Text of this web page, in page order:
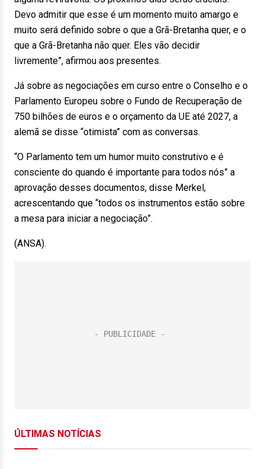
Devo admitir que esse é um momento muito amargo e
muito será definido sobre o que a Grã-Bretanha quer, e o
que a Grã-Bretanha não quer. Eles vão decidir
livremente”, afirmou aos presentes.
Já sobre as negociações em curso entre o Conselho e o
Parlamento Europeu sobre o Fundo de Recuperação de
750 bilhões de euros e o orçamento da UE até 2027, a
alemã se disse “otimista” com as conversas.
“O Parlamento tem um humor muito construtivo e é
consciente do quando é importante para todos nós” a
aprovação desses documentos, disse Merkel,
acrescentando que “todos os instrumentos estão sobre
a mesa para iniciar a negociação”.
(ANSA).